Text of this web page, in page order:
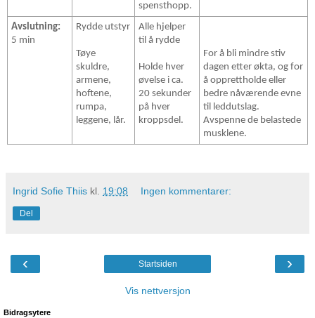
spensthopp.
Avslutning:
5 min
Rydde utstyr
Tøye
skuldre,
armene,
hoftene,
rumpa,
leggene, lår.
Alle hjelper
til å rydde
Holde hver
øvelse i ca.
20 sekunder
på hver
kroppsdel.
For å bli mindre stiv
dagen etter økta, og for
å opprettholde eller
bedre nåværende evne
til leddutslag.
Avspenne de belastede
musklene.
Ingrid Sofie Thiis kl. 19:08 Ingen kommentarer:
Del
‹ ›
Startsiden
Vis nettversjon
Bidragsytere